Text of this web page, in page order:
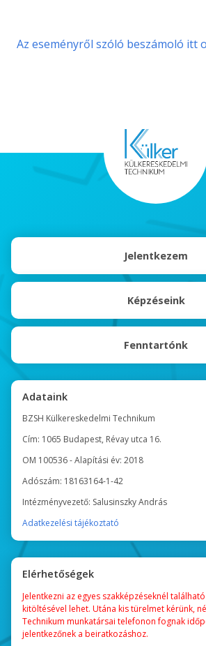
Az eseményről szóló beszámoló itt
Jelentkezem
Képzéseink
Fenntartónk
Adataink
BZSH Külkereskedelmi Technikum
Cím: 1065 Budapest, Révay utca 16.
OM 100536 - Alapítási év: 2018
Adószám: 18163164-1-42
Intézményvezető: Salusinszky András
Adatkezelési tájékoztató
Elérhetőségek
Jelentkezni az egyes szakképzéseknél található
kitöltésével lehet. Utána kis türelmet kérünk,
Technikum munkatársai telefonon fognak
jelentkezőnek a beiratkozáshoz.